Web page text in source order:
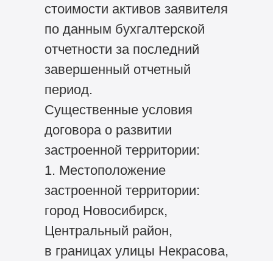
стоимости активов заявителя
по данным бухгалтерской
отчетности за последний
завершенный отчетный
период.
Существенные условия
договора о развитии
застроенной территории:
1. Местоположение
застроенной территории:
город Новосибирск,
Центральный район,
в границах улицы Некрасова,